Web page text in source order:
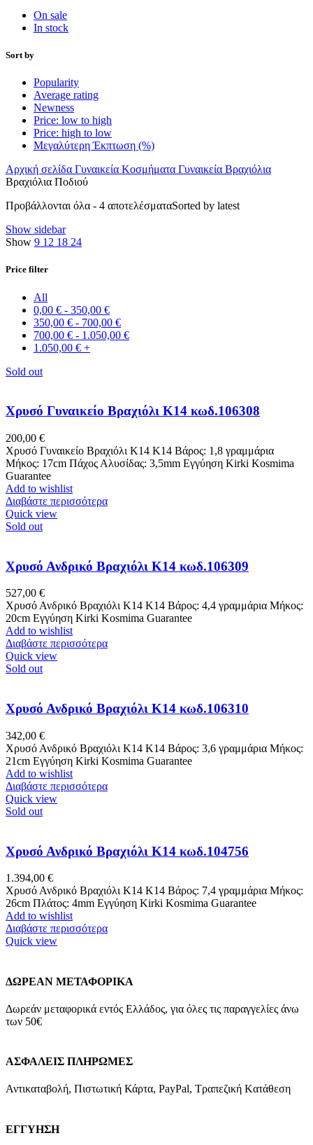
On sale
In stock
Sort by
Popularity
Average rating
Newness
Price: low to high
Price: high to low
Μεγαλύτερη Έκπτωση (%)
Αρχική σελίδα Γυναικεία Κοσμήματα Γυναικεία Βραχιόλια
Βραχιόλια Ποδιού
Προβάλλονται όλα - 4 αποτελέσματαSorted by latest
Show sidebar
Show 9 12 18 24
Price filter
All
0,00 € - 350,00 €
350,00 € - 700,00 €
700,00 € - 1.050,00 €
1.050,00 € +
Sold out
Χρυσό Γυναικείο Βραχιόλι Κ14 κωδ.106308
200,00 €
Χρυσό Γυναικείο Βραχιόλι Κ14 Κ14 Βάρος: 1,8 γραμμάρια
Μήκος: 17cm Πάχος Αλυσίδας: 3,5mm Εγγύηση Kirki Kosmima
Guarantee
Add to wishlist
Διαβάστε περισσότερα
Quick view
Sold out
Χρυσό Ανδρικό Βραχιόλι Κ14 κωδ.106309
527,00 €
Χρυσό Ανδρικό Βραχιόλι Κ14 Κ14 Βάρος: 4,4 γραμμάρια Μήκος:
20cm Εγγύηση Kirki Kosmima Guarantee
Add to wishlist
Διαβάστε περισσότερα
Quick view
Sold out
Χρυσό Ανδρικό Βραχιόλι Κ14 κωδ.106310
342,00 €
Χρυσό Ανδρικό Βραχιόλι Κ14 Κ14 Βάρος: 3,6 γραμμάρια Μήκος:
21cm Εγγύηση Kirki Kosmima Guarantee
Add to wishlist
Διαβάστε περισσότερα
Quick view
Sold out
Χρυσό Ανδρικό Βραχιόλι Κ14 κωδ.104756
1.394,00 €
Χρυσό Ανδρικό Βραχιόλι Κ14 Κ14 Βάρος: 7,4 γραμμάρια Μήκος:
26cm Πλάτος: 4mm Εγγύηση Kirki Kosmima Guarantee
Add to wishlist
Διαβάστε περισσότερα
Quick view
ΔΩΡΕΑΝ ΜΕΤΑΦΟΡΙΚΑ
Δωρεάν μεταφορικά εντός Ελλάδος, για όλες τις παραγγελίες άνω
των 50€
ΑΣΦΑΛΕΙΣ ΠΛΗΡΩΜΕΣ
Αντικαταβολή, Πιστωτική Κάρτα, PayPal, Τραπεζική Kατάθεση
ΕΓΓΥΗΣΗ